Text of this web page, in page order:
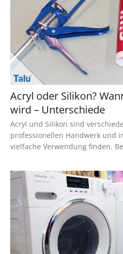
Acryl oder Silikon?
wird – Unterschiede
Acryl und Silikon sind
professionellen Handwerk und
vielfache Verwendung finden.